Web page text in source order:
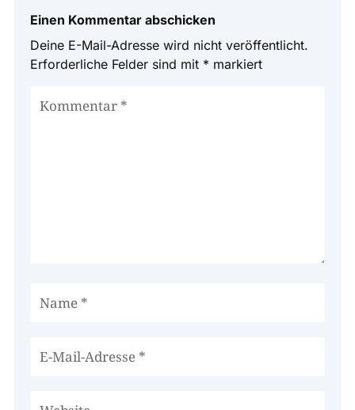
Einen Kommentar abschicken
Deine E-Mail-Adresse wird nicht veröffentlicht.
Erforderliche Felder sind mit * markiert